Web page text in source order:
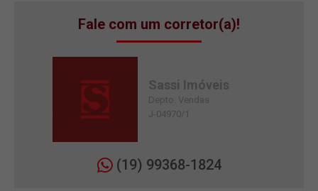
Fale com um corretor(a)!
Sassi Imóveis
Depto. Vendas
J-04970/1
(19) 99368-1824